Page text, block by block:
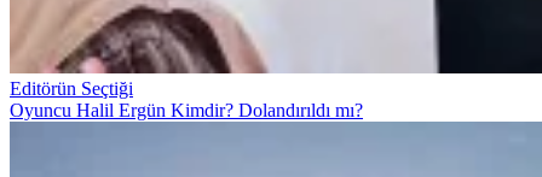
Editörün Seçtiği
Oyuncu Halil Ergün Kimdir? Dolandırıldı mı?